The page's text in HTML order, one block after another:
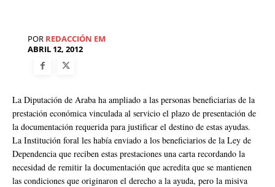
POR REDACCIÓN EM
ABRIL 12, 2012
La Diputación de Araba ha ampliado a las personas beneficiarias de la
prestación económica vinculada al servicio el plazo de presentación de
la documentación requerida para justificar el destino de estas ayudas.
La Institución foral les había enviado a los beneficiarios de la Ley de
Dependencia que reciben estas prestaciones una carta recordando la
necesidad de remitir la documentación que acredita que se mantienen
las condiciones que originaron el derecho a la ayuda, pero la misiva